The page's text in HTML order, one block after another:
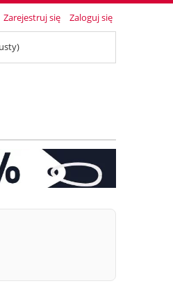
Zarejestruj się Zaloguj się